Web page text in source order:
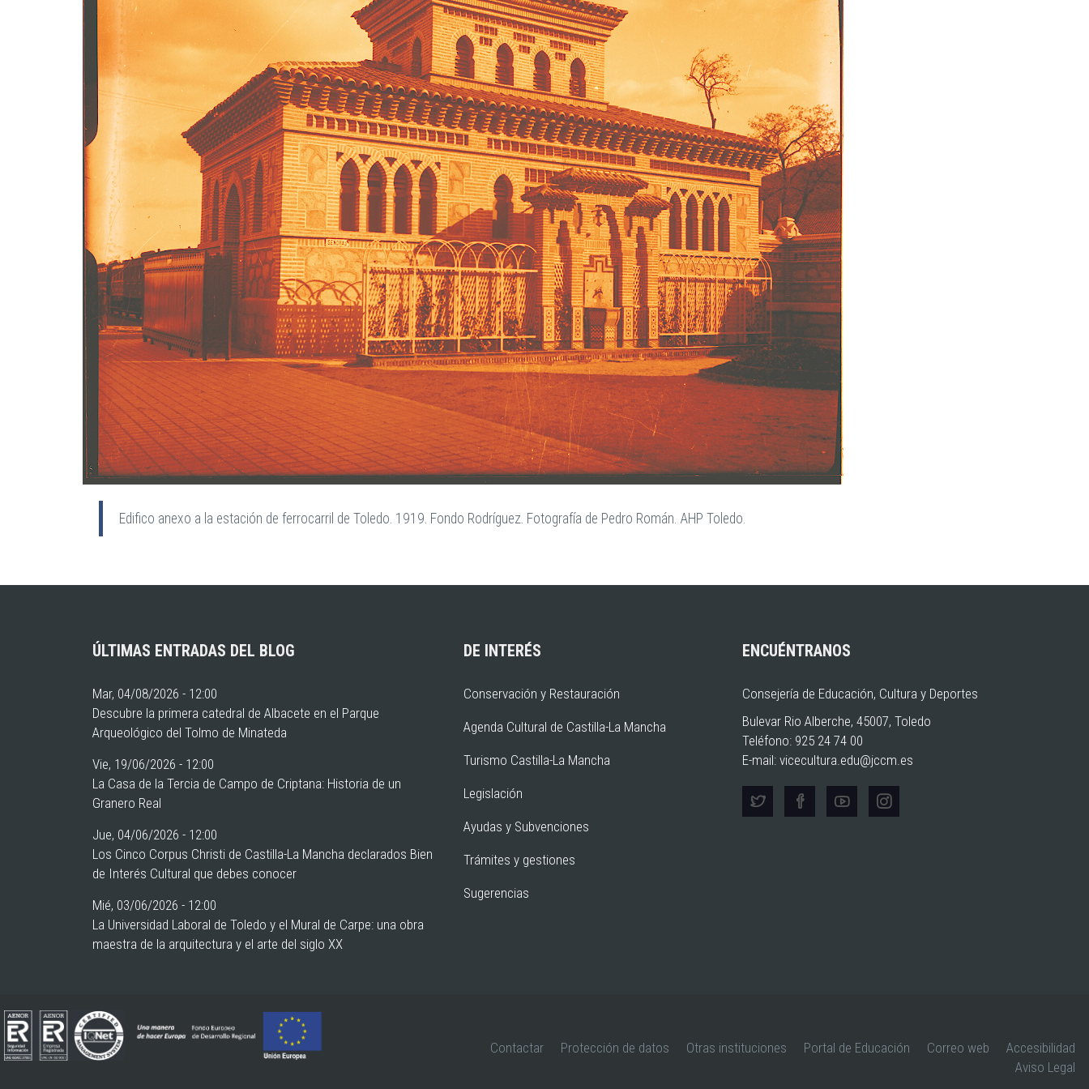
Edifico anexo a la estación de ferrocarril de Toledo. 1919. Fondo Rodríguez. Fotografía de Pedro Román. AHP Toledo.
ÚLTIMAS ENTRADAS DEL BLOG
Mar, 04/08/2026 - 12:00
Descubre la primera catedral de Albacete en el Parque
Arqueológico del Tolmo de Minateda
Vie, 19/06/2026 - 12:00
La Casa de la Tercia de Campo de Criptana: Historia de un
Granero Real
Jue, 04/06/2026 - 12:00
Los Cinco Corpus Christi de Castilla-La Mancha declarados Bien
de Interés Cultural que debes conocer
Mié, 03/06/2026 - 12:00
La Universidad Laboral de Toledo y el Mural de Carpe: una obra
maestra de la arquitectura y el arte del siglo XX
DE INTERÉS
Conservación y Restauración
Agenda Cultural de Castilla-La Mancha
Turismo Castilla-La Mancha
Legislación
Ayudas y Subvenciones
Trámites y gestiones
Sugerencias
ENCUÉNTRANOS
Consejería de Educación, Cultura y Deportes
Bulevar Rio Alberche, 45007, Toledo
Teléfono: 925 24 74 00
E-mail: vicecultura.edu@jccm.es
Contactar Protección de datos Otras instituciones Portal de Educación Correo web
Accesibilidad
Aviso Legal